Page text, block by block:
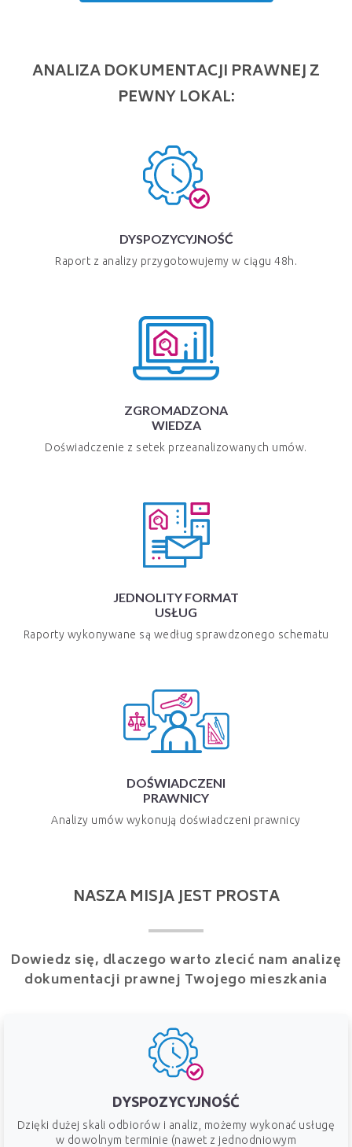
ANALIZA DOKUMENTACJI PRAWNEJ Z
PEWNY LOKAL:
DYSPOZYCYJNOŚĆ
Raport z analizy przygotowujemy w ciągu 48h.
ZGROMADZONA
WIEDZA
Doświadczenie z setek przeanalizowanych umów.
JEDNOLITY FORMAT
USŁUG
Raporty wykonywane są według sprawdzonego schematu
DOŚWIADCZENI
PRAWNICY
Analizy umów wykonują doświadczeni prawnicy
NASZA MISJA JEST PROSTA
Dowiedz się, dlaczego warto zlecić nam analizę
dokumentacji prawnej Twojego mieszkania
DYSPOZYCYJNOŚĆ
Dzięki dużej skali odbiorów i analiz, możemy wykonać usługę
w dowolnym terminie (nawet z jednodniowym